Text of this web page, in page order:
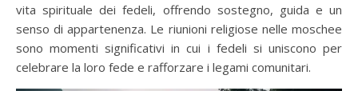
vita spirituale dei fedeli, offrendo sostegno, guida e un
senso di appartenenza. Le riunioni religiose nelle moschee
sono momenti significativi in cui i fedeli si uniscono per
celebrare la loro fede e rafforzare i legami comunitari.